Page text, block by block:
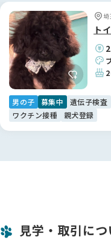
【BreederFamiliesへ】
色々なサイトを見て回
は情報の透明性が高く、
た。
おかげさまで、江里川ブ
ることができ、納得のい
す。
ありがとうございました
ト
男の子 募集中 遺伝子検査
ワクチン接種
親犬登録
見学・取引につ